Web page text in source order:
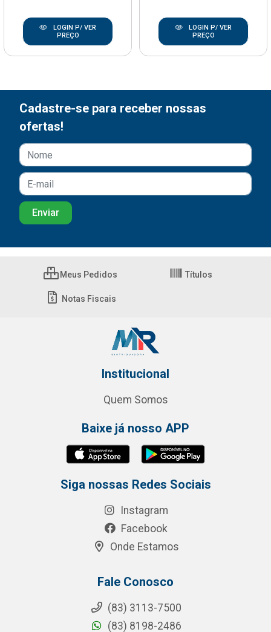
LOGIN P/ VER
PREÇO
LOGIN P/ VER
PREÇO
Cadastre-se para receber nossas
ofertas!
Meus Pedidos Títulos
Notas Fiscais
Institucional
Quem Somos
Baixe já nosso APP
Siga nossas Redes Sociais
Instagram
Facebook
Onde Estamos
Fale Conosco
(83) 3113-7500
(83) 8198-2486